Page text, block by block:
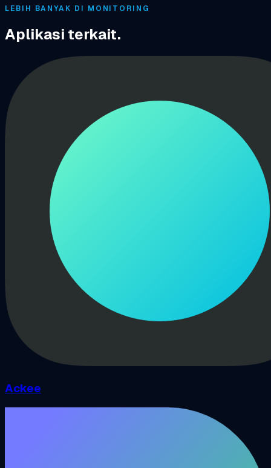
LEBIH BANYAK DI MONITORING
Aplikasi terkait.
Ackee